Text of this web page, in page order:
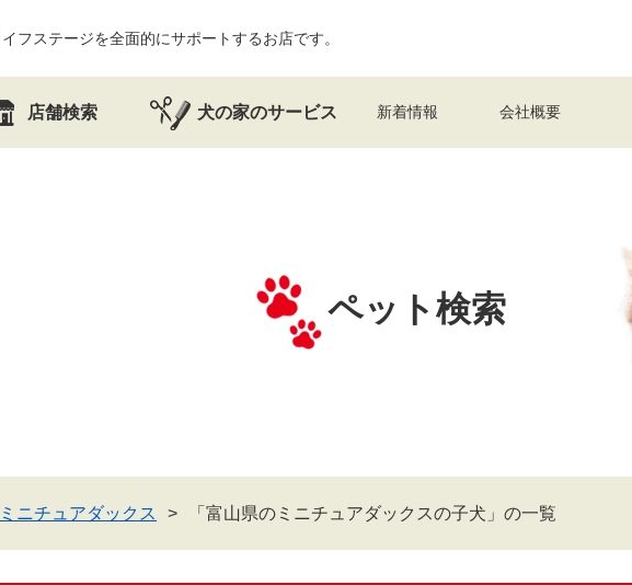
フステージを全面的にサポートするお店です。
店舗検索 犬の家のサービス 新着情報 会社概要
ペット検索
ミニチュアダックス 「富山県のミニチュアダックスの子犬」の一覧